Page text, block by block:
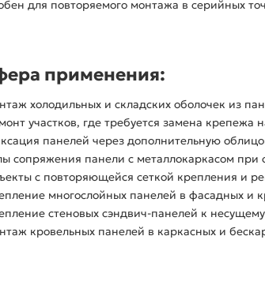
для повторяемого монтажа в серийных
применения:
холодильных и складских оболочек из
участков, где требуется замена крепежа
панелей через дополнительную
сопряжения панели с металлокаркасом при
с повторяющейся сеткой крепления и
многослойных панелей в фасадных и
стеновых сэндвич-панелей к
кровельных панелей в каркасных и